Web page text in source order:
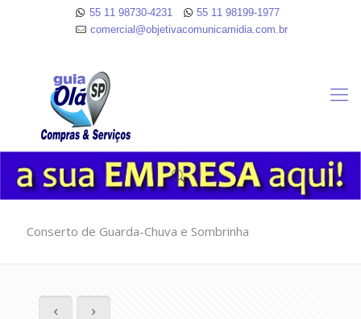
55 11 98730-4231
55 11 98199-1977
comercial@objetivacomunicamidia.com.br
Conserto de Guarda-Chuva e Sombrinha